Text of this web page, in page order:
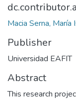
Macia Serna, María
Publisher
Universidad EAFIT
Abstract
This research